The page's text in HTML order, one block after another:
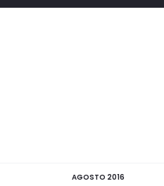
AGOSTO 2016